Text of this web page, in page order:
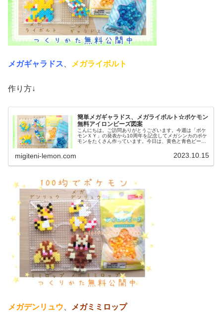
メガギャラドス メガライボルト
作り方↓
簡単メガギャラドス、メガライボルト☆ポケモン
無料アイロンビーズ図案
こんにちは。ご訪問ありがとうございます。今週は「ポケ
モンＸＹ」の発表から10周年を記念してメガシンカのポケ
モンをたくさん作っています。今日は、黄色と青色ビーズ
migiteni-lemon.com 2023.10.15
メガデンリュウ メガミミロップ